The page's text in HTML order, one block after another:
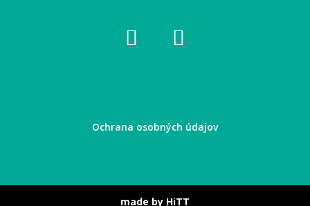
Ochrana osobných údajov
made by HiTT